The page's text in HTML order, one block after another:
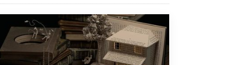
Минпросвещения просят добавить в
школьные учебники примеры женщин-
инженеров
5 ИЮНЯ /УЧЕБНИКИ